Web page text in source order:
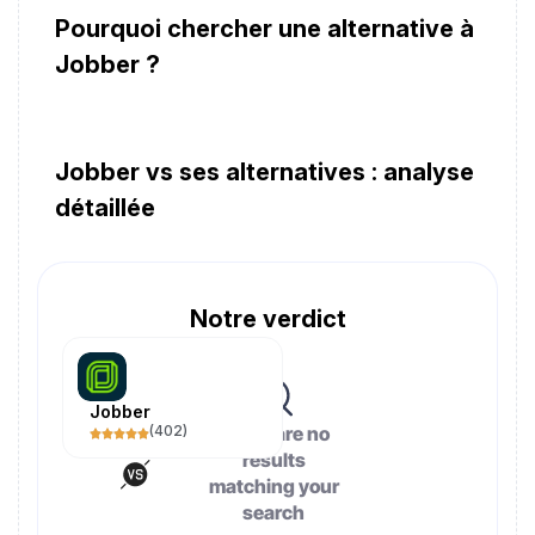
Pourquoi chercher une alternative à
Jobber ?
Jobber vs ses alternatives : analyse
détaillée
Notre verdict
Jobber
(402)
There are no
results
matching your
search